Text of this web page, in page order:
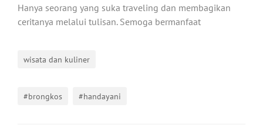
Hanya seorang yang suka traveling dan membagikan
ceritanya melalui tulisan. Semoga bermanfaat
wisata dan kuliner
#brongkos #handayani